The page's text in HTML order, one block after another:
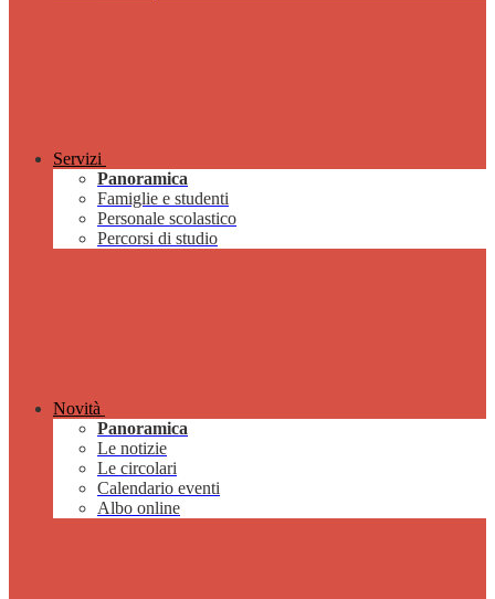
Servizi
Panoramica
Famiglie e studenti
Personale scolastico
Percorsi di studio
Novità
Panoramica
Le notizie
Le circolari
Calendario eventi
Albo online